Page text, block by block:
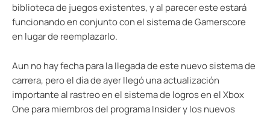
biblioteca de juegos existentes, y al parecer este estará
funcionando en conjunto con el sistema de Gamerscore
en lugar de reemplazarlo.
Aun no hay fecha para la llegada de este nuevo sistema de
carrera, pero el día de ayer llegó una actualización
importante al rastreo en el sistema de logros en el Xbox
One para miembros del programa Insider y los nuevos